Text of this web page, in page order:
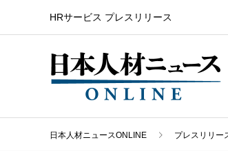
HRサービス プレスリリース
日本人材ニュースONLINE プレスリリー